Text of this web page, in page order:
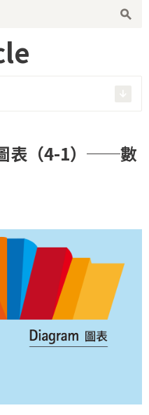
s
表（4-1）──數